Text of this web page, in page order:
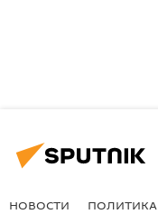
НОВОСТИ ПОЛИТИКА